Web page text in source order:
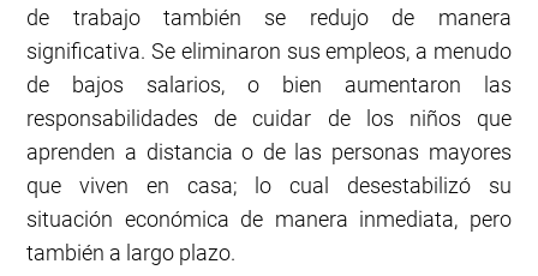
de trabajo también se redujo de manera
significativa. Se eliminaron sus empleos, a menudo
de bajos salarios, o bien aumentaron las
responsabilidades de cuidar de los niños que
aprenden a distancia o de las personas mayores
que viven en casa; lo cual desestabilizó su
situación económica de manera inmediata, pero
también a largo plazo.